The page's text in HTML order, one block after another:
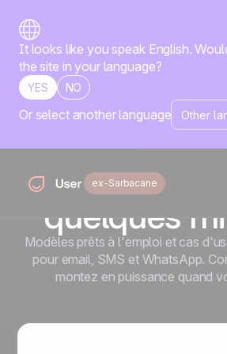
It looks like you speak English.
the site in your language?
YES NO
Or select another language
ex-Sarbacane
Playbook
Lancez
scénarios
quelques
Modèles prêts à l'emploi et cas
pour email, SMS et WhatsApp.
montez en puissance quand